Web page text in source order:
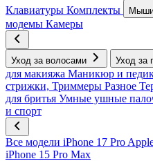
Клавиатуры Комплекты
модемы Камеры
Уход за волосами Уход за
для макияжа Маникюр и
стрижки, Триммеры Разное
для бритья Умные ушные
и спорт
Все модели iPhone 17 Pro
iPhone 15 Pro Max